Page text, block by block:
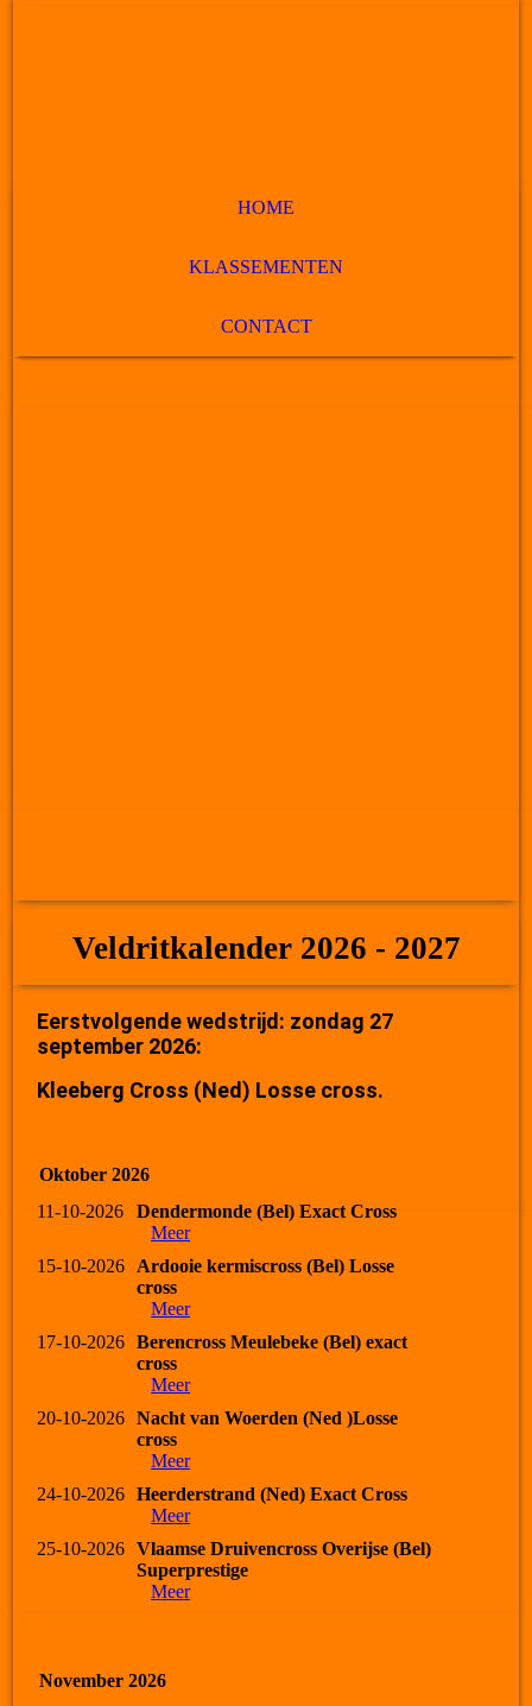
HOME
KLASSEMENTEN
CONTACT
Veldritkalender 2026 - 2027
Eerstvolgende wedstrijd: zondag 27
september 2026:
Kleeberg Cross (Ned) Losse cross.
Oktober 2026
11-10-2026
Dendermonde (Bel) Exact Cross
Meer
15-10-2026
Ardooie kermiscross (Bel) Losse
cross
Meer
17-10-2026
Berencross Meulebeke (Bel) exact
cross
Meer
20-10-2026
Nacht van Woerden (Ned )Losse
cross
Meer
24-10-2026
Heerderstrand (Ned) Exact Cross
Meer
25-10-2026
Vlaamse Druivencross Overijse (Bel)
Superprestige
Meer
November 2026